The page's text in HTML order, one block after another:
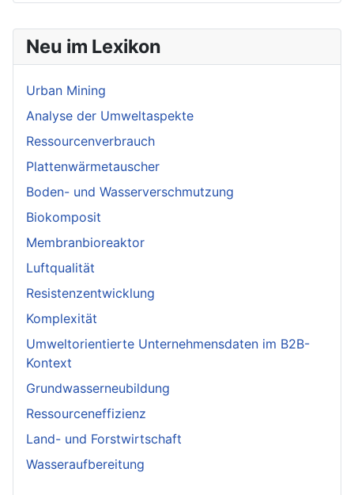
Neu im Lexikon
Urban Mining
Analyse der Umweltaspekte
Ressourcenverbrauch
Plattenwärmetauscher
Boden- und Wasserverschmutzung
Biokomposit
Membranbioreaktor
Luftqualität
Resistenzentwicklung
Komplexität
Umweltorientierte Unternehmensdaten im B2B-
Kontext
Grundwasserneubildung
Ressourceneffizienz
Land- und Forstwirtschaft
Wasseraufbereitung